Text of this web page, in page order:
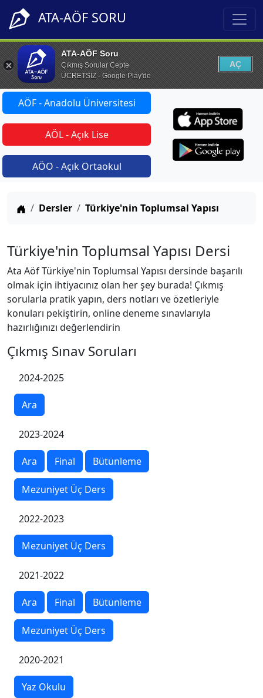
ATA-AÖF SORU
ATA-AÖF Soru
Çıkmış Sorular Cepte
ÜCRETSİZ - Google Play'de
AÇ
AÖF - Anadolu Üniversitesi
AÖL - Açık Lise
AÖO - Açık Ortaokul
Anasayfa
Dersler Türkiye'nin Toplumsal Yapısı
Türkiye'nin Toplumsal Yapısı Dersi
Ata Aöf Türkiye'nin Toplumsal Yapısı dersinde başarılı
olmak için ihtiyacınız olan her şey burada! Çıkmış
sorularla pratik yapın, ders notları ve özetleriyle
konuları pekiştirin, online deneme sınavlarıyla
hazırlığınızı değerlendirin
Çıkmış Sınav Soruları
2024-2025
Ara
2023-2024
Ara Final Bütünleme
Mezuniyet Üç Ders
2022-2023
Mezuniyet Üç Ders
2021-2022
Ara Final Bütünleme
Mezuniyet Üç Ders
2020-2021
Yaz Okulu